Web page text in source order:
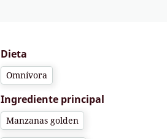
Dieta
Omnívora
Ingrediente principal
Manzanas golden